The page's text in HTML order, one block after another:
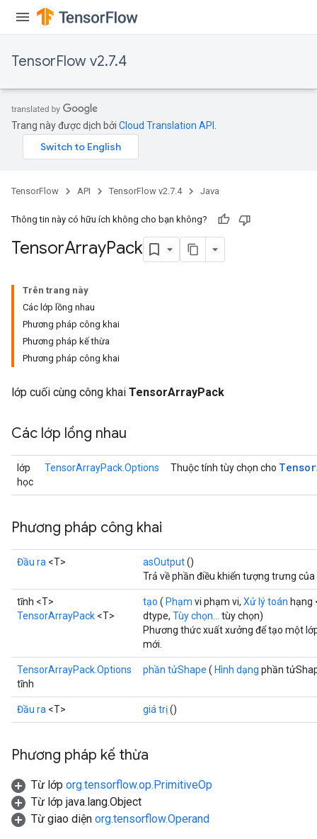
TensorFlow v2.7.4
Trang này được dịch bởi Cloud Translation API
TensorFlow API TensorFlow v2.7.4 Java
Thông tin này có hữu ích không cho bạn không?
TensorArrayPack
Trên trang này
Các lớp lồng nhau
Phương pháp công khai
Phương pháp kế thừa
Phương pháp công khai
lớp cuối cùng công khai TensorArrayPack
Các lớp lồng nhau
lớp
học
TensorArrayPack.Options Thuộc tính tùy chọn cho Tensor
Phương pháp công khai
Đầu ra <T> asOutput()
Trả về phần điều khiển tượng trưng
tĩnh <T>
TensorArrayPack <T>
tạo ( Phạm vi phạm vi, Xử lý toán hạng
dtype, Tùy chọn...
tùy chọn)
Phương thức xuất xưởng để tạo một
mới.
TensorArrayPack.Options
tĩnh
phần tửShape ( Hình dạng phần
Đầu ra <T> giá trị()
Phương pháp kế thừa
Từ lớp org.tensorflow.op.PrimitiveOp
Từ lớp java.lang.Object
Từ giao diện org.tensorflow.Operand